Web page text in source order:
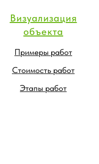
Визуализация
объекта
Примеры работ
Стоимость работ
Этапы работ